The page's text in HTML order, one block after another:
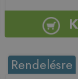
Rendelésre